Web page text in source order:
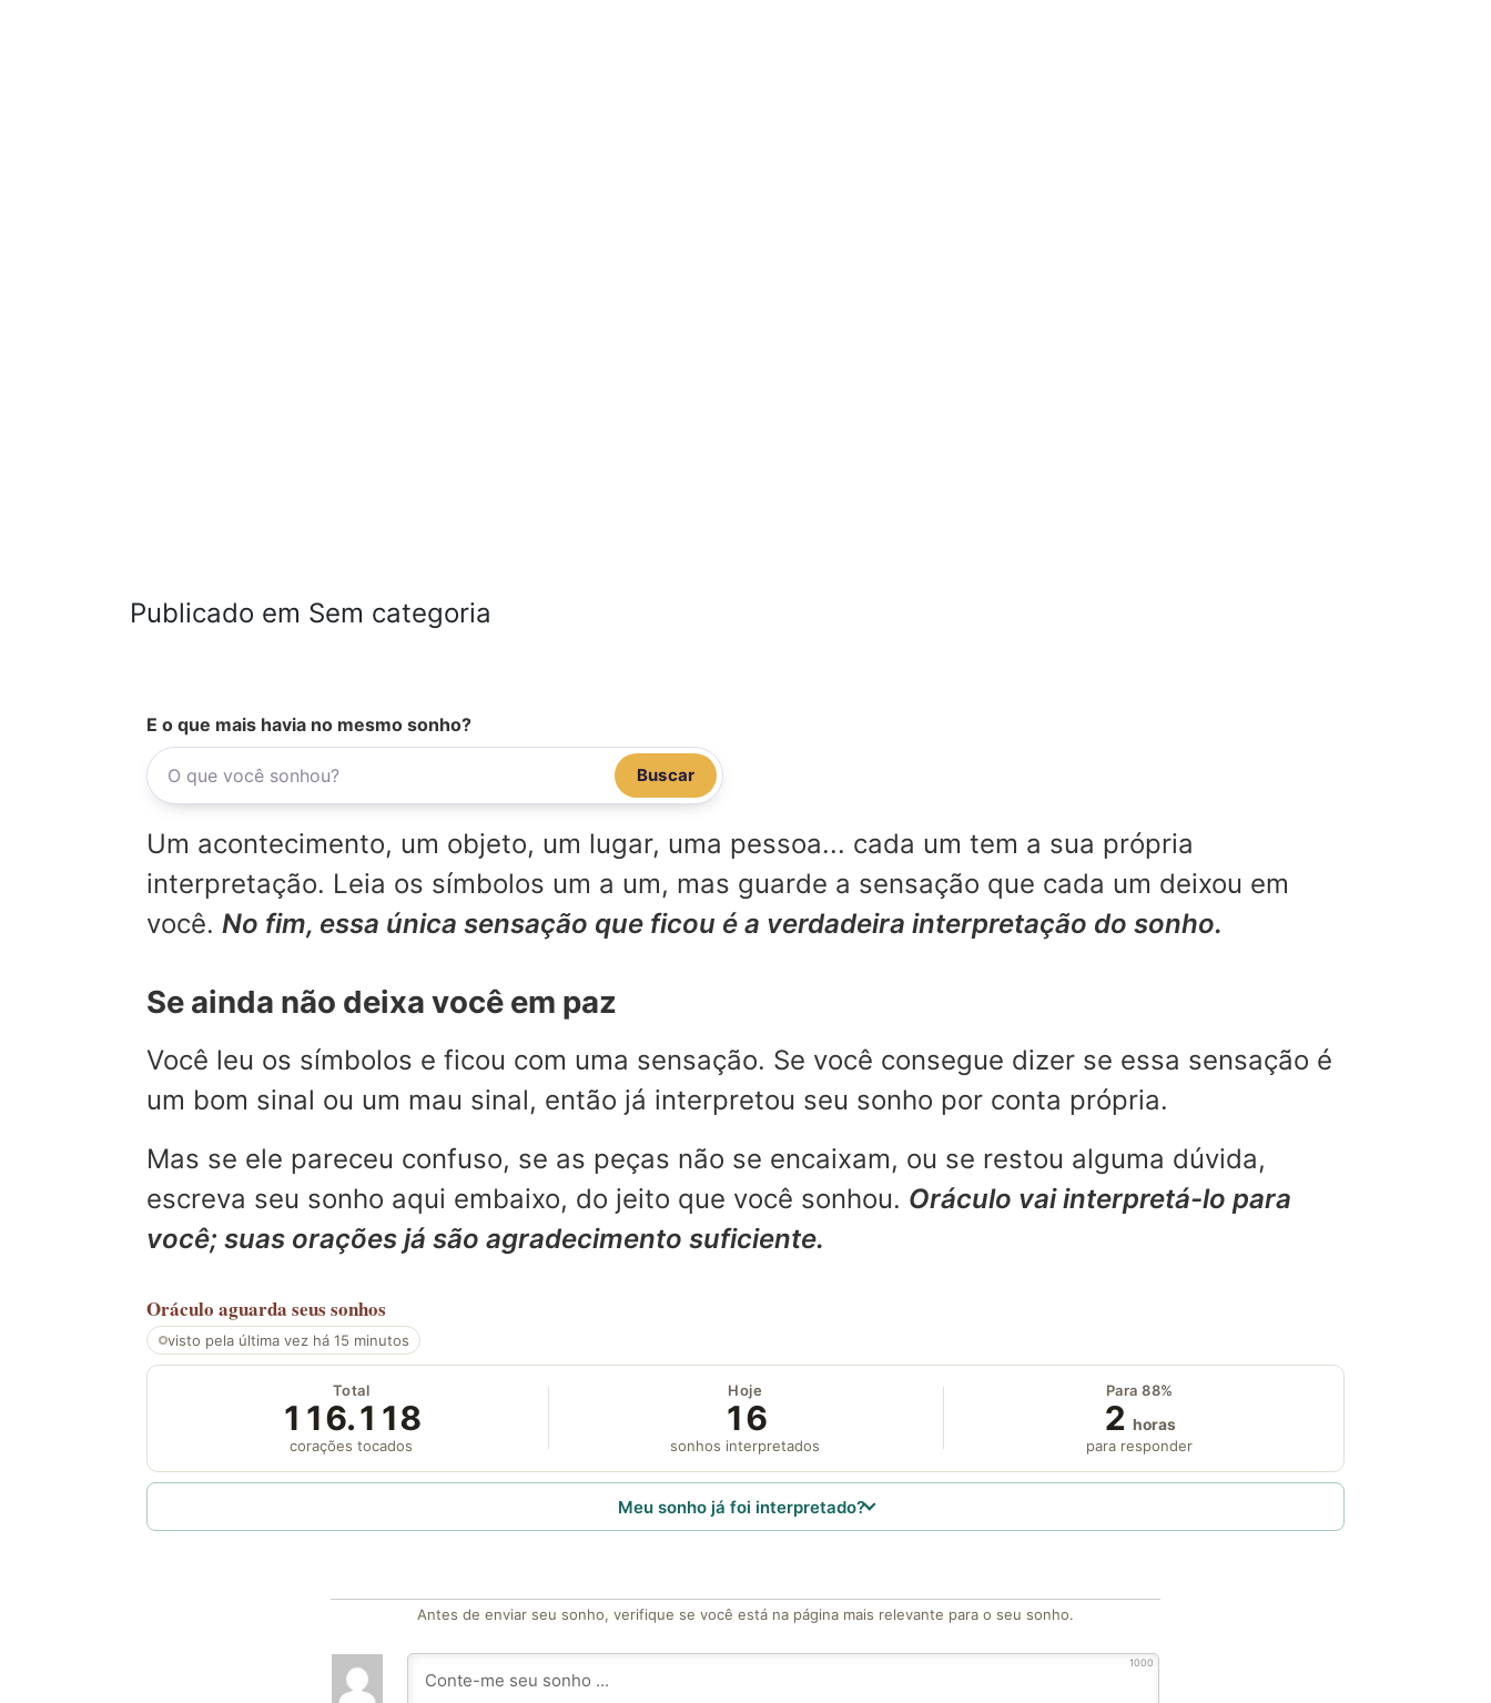
Publicado em Sem categoria
E o que mais havia no mesmo sonho?
Buscar
Um acontecimento, um objeto, um lugar, uma pessoa... cada um tem a sua própria
interpretação. Leia os símbolos um a um, mas guarde a sensação que cada um deixou em
você. No fim, essa única sensação que ficou é a verdadeira interpretação do sonho.
Se ainda não deixa você em paz
Você leu os símbolos e ficou com uma sensação. Se você consegue dizer se essa sensação é
um bom sinal ou um mau sinal, então já interpretou seu sonho por conta própria.
Mas se ele pareceu confuso, se as peças não se encaixam, ou se restou alguma dúvida,
escreva seu sonho aqui embaixo, do jeito que você sonhou. Oráculo vai interpretá-lo para
você; suas orações já são agradecimento suficiente.
Oráculo aguarda seus sonhos
visto pela última vez há 15 minutos
Total
116.118
corações tocados
Hoje
16
sonhos interpretados
Para 88%
2 horas
para responder
Meu sonho já foi interpretado?
Antes de enviar seu sonho, verifique se você está na página mais relevante para o seu sonho.
1000